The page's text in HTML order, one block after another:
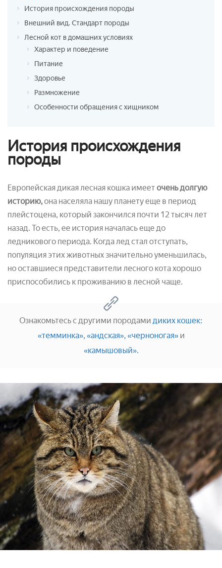
История происхождения породы
Внешний вид. Стандарт породы
Лесной кот в домашних условиях
Характер и поведение
Питание
Здоровье
Размножение
Особенности обращения с хищником
История происхождения
породы
Европейская дикая лесная кошка имеет очень долгую
историю,она населяла нашу планету еще в период
плейстоцена, который закончился почти 12 тысяч лет
назад. То есть, ее история началась еще до
ледникового периода. Когда лед стал отступать,
популяция этих животных значительно уменьшилась,
но оставшиеся представители лесного кота хорошо
приспособились к проживанию в лесной чаще.
Ознакомьтесь с другими породами диких кошек:
«темминка», «андская», «черноногая»и
«камышовый».